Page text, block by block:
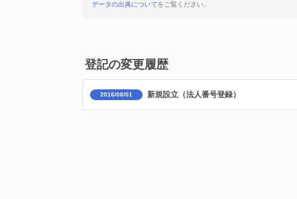
データの出典についてをご覧ください。
登記の変更履歴
2016/08/01 新規設立（法人番号登録）